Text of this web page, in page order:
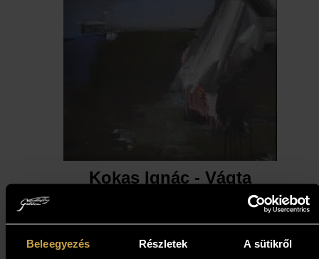
Beleegyezés Részletek A sütikről
Kokas Ignác - Vágta
1 873 000Ft